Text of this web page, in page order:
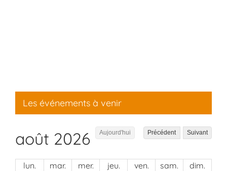
Les événements à venir
août 2026 Aujourd'hui Précédent Suivant
lun. mar. mer. jeu. ven. sam.
dim.